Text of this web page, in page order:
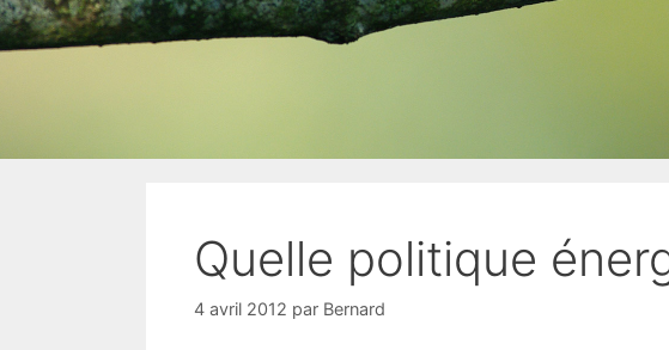
Quelle politique
4 avril 2012 par Bernard